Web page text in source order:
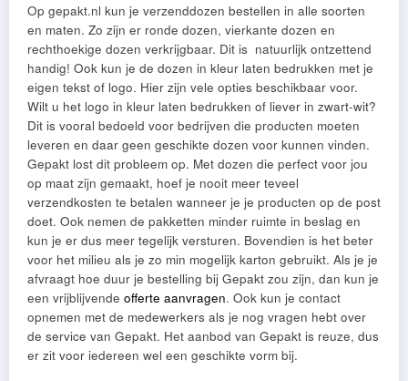
Op gepakt.nl kun je verzenddozen bestellen in alle soorten
en maten. Zo zijn er ronde dozen, vierkante dozen en
rechthoekige dozen verkrijgbaar. Dit is natuurlijk ontzettend
handig! Ook kun je de dozen in kleur laten bedrukken met je
eigen tekst of logo. Hier zijn vele opties beschikbaar voor.
Wilt u het logo in kleur laten bedrukken of liever in zwart-wit?
Dit is vooral bedoeld voor bedrijven die producten moeten
leveren en daar geen geschikte dozen voor kunnen vinden.
Gepakt lost dit probleem op. Met dozen die perfect voor jou
op maat zijn gemaakt, hoef je nooit meer teveel
verzendkosten te betalen wanneer je je producten op de post
doet. Ook nemen de pakketten minder ruimte in beslag en
kun je er dus meer tegelijk versturen. Bovendien is het beter
voor het milieu als je zo min mogelijk karton gebruikt. Als je je
afvraagt hoe duur je bestelling bij Gepakt zou zijn, dan kun je
een vrijblijvende offerte aanvragen. Ook kun je contact
opnemen met de medewerkers als je nog vragen hebt over
de service van Gepakt. Het aanbod van Gepakt is reuze, dus
er zit voor iedereen wel een geschikte vorm bij.